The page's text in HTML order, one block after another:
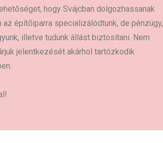
hogy Svájcban dolgozhassanak
építőiparra specializálódtunk, de pénzügy,
illetve tudunk állást biztosítani. Nem
jelentkezését akárhol tartózkodik